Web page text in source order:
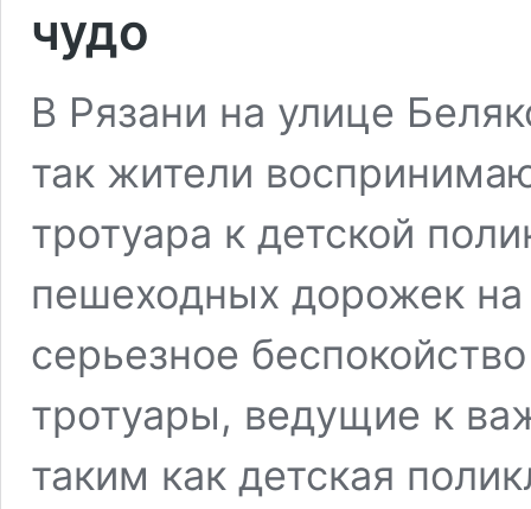
чудо
В Рязани на улице
так жители
тротуара к детской
пешеходных дорожек
серьезное
тротуары, ведущие к
таким как детская